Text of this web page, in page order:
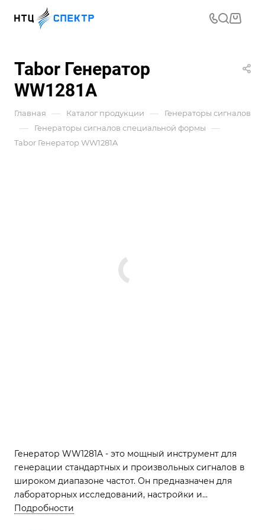
Tabor Генератор
WW1281A
Главная — Каталог продукции — Генераторы сигналов
— Генераторы сигналов специальной формы —
Tabor Генератор WW1281A
Генератор WW1281A - это мощный инструмент для
генерации стандартных и произвольных сигналов в
широком диапазоне частот. Он предназначен для
лабораторных исследований, настройки и
испытаний систем и приборов в радиоэлектронике,
Подробности